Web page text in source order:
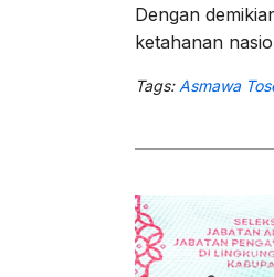
Dengan
ketahanan
Tags: Asmawa